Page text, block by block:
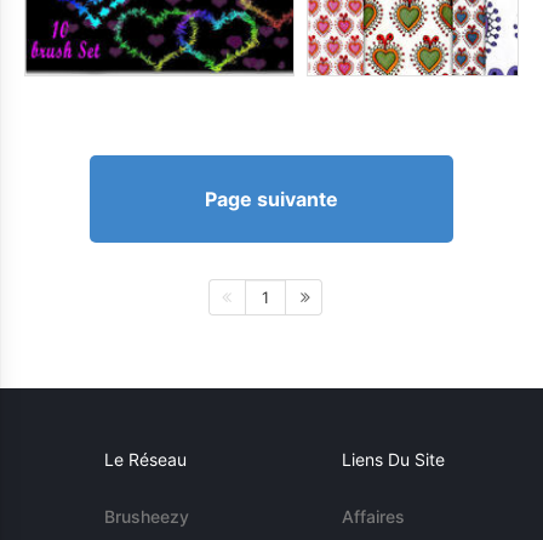
Page suivante
1
Le Réseau
Brusheezy
Liens Du Site
Affaires